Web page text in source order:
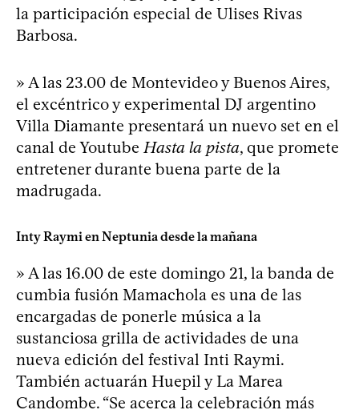
la participación especial de Ulises Rivas
Barbosa.
» A las 23.00 de Montevideo y Buenos Aires,
el excéntrico y experimental DJ argentino
Villa Diamante presentará un nuevo set en el
canal de YoutubeHasta la pista, que promete
entretener durante buena parte de la
madrugada.
Inty Raymi en Neptunia desde la mañana
» A las 16.00 de este domingo 21, la banda de
cumbia fusión Mamachola es una de las
encargadas de ponerle música a la
sustanciosa grilla de actividades de una
nueva edición del festival Inti Raymi.
También actuarán Huepil y La Marea
Candombe. “Se acerca la celebración más